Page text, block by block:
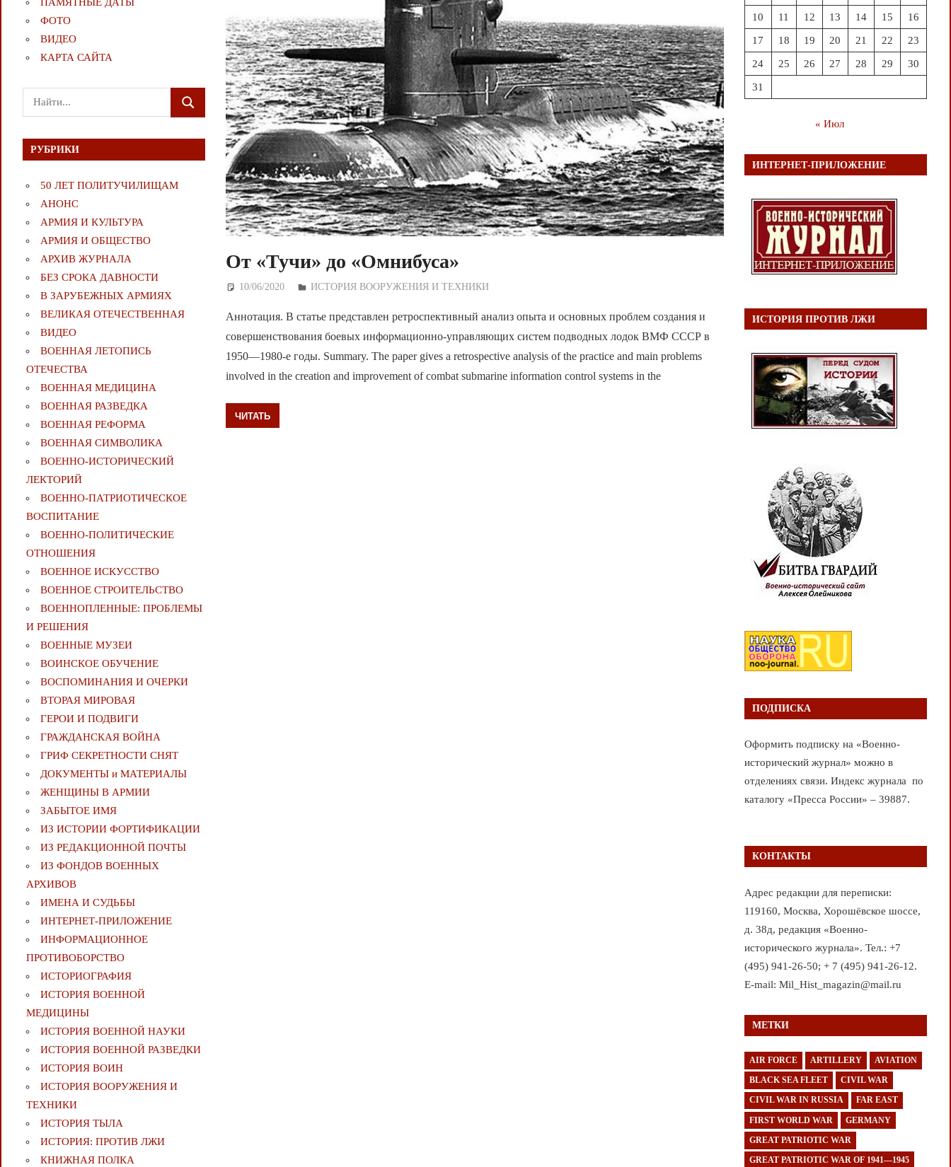
От «Тучи» до «Омнибуса»
10/06/2020 Дежурный по Редакции
ИСТОРИЯ ВООРУЖЕНИЯ И ТЕХНИКИ
Аннотация. В статье представлен ретроспективный анализ опыта и основных проблем создания и
совершенствования боевых информационно-управляющих систем подводных лодок ВМФ СССР в
1950—1980-е годы. Summary. The paper gives a retrospective analysis of the practice and main problems
involved in the creation and improvement of combat submarine information control systems in the
ЧИТАТЬ
ФОТО
ВИДЕО
КАРТА САЙТА
Поиск
для:
ПОИСК
РУБРИКИ
50 ЛЕТ ПОЛИТУЧИЛИЩАМ
АНОНС
АРМИЯ И КУЛЬТУРА
АРМИЯ И ОБЩЕСТВО
АРХИВ ЖУРНАЛА
БЕЗ СРОКА ДАВНОСТИ
В ЗАРУБЕЖНЫХ АРМИЯХ
ВЕЛИКАЯ ОТЕЧЕСТВЕННАЯ
ВИДЕО
ВОЕННАЯ ЛЕТОПИСЬ
ОТЕЧЕСТВА
ВОЕННАЯ МЕДИЦИНА
ВОЕННАЯ РАЗВЕДКА
ВОЕННАЯ РЕФОРМА
ВОЕННАЯ СИМВОЛИКА
ВОЕННО-ИСТОРИЧЕСКИЙ
ЛЕКТОРИЙ
ВОЕННО-ПАТРИОТИЧЕСКОЕ
ВОСПИТАНИЕ
ВОЕННО-ПОЛИТИЧЕСКИE
ОТНОШЕНИЯ
ВОЕННОЕ ИСКУССТВО
ВОЕННОЕ СТРОИТЕЛЬСТВО
ВОЕННОПЛЕННЫЕ: ПРОБЛЕМЫ
И РЕШЕНИЯ
ВОЕННЫЕ МУЗЕИ
ВОИНСКОЕ ОБУЧЕНИЕ
ВОСПОМИНАНИЯ И ОЧЕРКИ
ВТОРАЯ МИРОВАЯ
ГЕРОИ И ПОДВИГИ
ГРАЖДАНСКАЯ ВОЙНА
ГРИФ СЕКРЕТНОСТИ СНЯТ
ДОКУМЕНТЫ и МАТЕРИАЛЫ
ЖЕНЩИНЫ В АРМИИ
ЗАБЫТОЕ ИМЯ
ИЗ ИСТОРИИ ФОРТИФИКАЦИИ
ИЗ РЕДАКЦИОННОЙ ПОЧТЫ
ИЗ ФОНДОВ ВОЕННЫХ
АРХИВОВ
ИМЕНА И СУДЬБЫ
ИНТЕРНЕТ-ПРИЛОЖЕНИЕ
ИНФОРМАЦИОННОЕ
ПРОТИВОБОРСТВО
ИСТОРИОГРАФИЯ
ИСТОРИЯ ВОЕННОЙ
МЕДИЦИНЫ
ИСТОРИЯ ВОЕННОЙ НАУКИ
ИСТОРИЯ ВОЕННОЙ РАЗВЕДКИ
ИСТОРИЯ ВОИН
ИСТОРИЯ ВООРУЖЕНИЯ И
ТЕХНИКИ
ИСТОРИЯ ТЫЛА
ИСТОРИЯ: ПРОТИВ ЛЖИ
КНИЖНАЯ ПОЛКА
10 11 12 13 14 15 16
17 18 19 20 21 22 23
24 25 26 27 28 29 30
31
« Июл
ИНТЕРНЕТ-ПРИЛОЖЕНИЕ
ИСТОРИЯ ПРОТИВ ЛЖИ
ПОДПИСКА
Оформить подписку на «Военно-
исторический журнал» можно в
отделениях связи. Индекс журнала по
каталогу «Пресса России» – 39887.
КОНТАКТЫ
Адрес редакции для переписки:
119160, Москва, Хорошёвское шоссе,
д. 38д, редакция «Военно-
исторического журнала». Тел.: +7
(495) 941-26-50; + 7 (495) 941-26-12.
E-mail: Mil_Hist_magazin@mail.ru
МЕТКИ
AIR FORCE ARTILLERY AVIATION
BLACK SEA FLEET CIVIL WAR
CIVIL WAR IN RUSSIA FAR EAST
FIRST WORLD WAR GERMANY
GREAT PATRIOTIC WAR
GREAT PATRIOTIC WAR OF 1941—1945